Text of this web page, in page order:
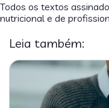
Todos os textos
nutricional e de
Leia também: